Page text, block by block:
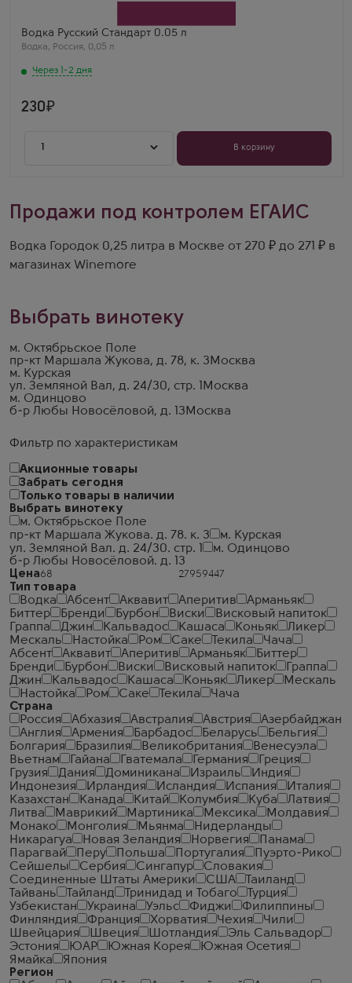
Фильтр по характеристикам
Акционные товары
Забрать сегодня
Только товары в наличии
Выбрать винотеку
м. Октябрьское Поле
пр-кт Маршала Жукова. д. 78. к. 3
м. Курская
ул. Земляной Вал. д. 24/30. стр. 1
м. Одинцово
б-р Любы Новосёловой. д. 13
Цена
Тип товара
Водка
Абсент Аквавит Аперитив
Арманьяк
Биттер
Бренди Бурбон Виски
Висковый напиток
Граппа
Джин Кальвадос Кашаса Коньяк
Ликер
Мескаль
Настойка Ром Саке Текила
Чача
Абсент
Аквавит Аперитив Арманьяк
Биттер
Бренди
Бурбон Виски Висковый напиток
Граппа
Джин
Кальвадос Кашаса Коньяк Ликер
Мескаль
Настойка
Ром Саке Текила
Чача
Страна
Россия
Абхазия Австралия Австрия
Азербайджан
Англия
Армения Барбадос Беларусь
Бельгия
Болгария
Бразилия Великобритания
Венесуэла
Вьетнам
Гайана Гватемала Германия
Греция
Грузия
Дания Доминикана Израиль
Индия
Индонезия
Ирландия Исландия Испания
Италия
Казахстан
Канада Китай Колумбия Куба
Латвия
Литва
Маврикий Мартиника Мексика
Молдавия
Монако
Монголия Мьянма
Нидерланды
Никарагуа
Новая Зеландия Норвегия
Панама
Парагвай
Перу Польша Португалия
Пуэрто-Рико
Сейшелы
Сербия Сингапур
Словакия
Соединенные Штаты Америки
США
Таиланд
Тайвань
Тайланд Тринидад и Тобаго
Турция
Узбекистан
Украина Уэльс Фиджи
Филиппины
Финляндия
Франция Хорватия Чехия
Чили
Швейцария
Швеция Шотландия
Эль Сальвадор
Эстония
ЮАР Южная Корея
Южная Осетия
Ямайка
Япония
Регион
Водка Русский Стандарт 0.05 л
Водка, Россия, 0,05 л
Через 1-2 дня
Кирилл
Русский Стандарт 0.05 — мировая классика в мини-
посторонних нот. Удобно в дорогу.
230
1 В корзину
Продажи под контролем ЕГАИС
Водка Городок 0,25 литра в Москве от 270 ₽ до 271 ₽ в
магазинах Winemore
Выбрать винотеку
м. Октябрьское Поле
пр-кт Маршала Жукова, д. 78, к. 3 Москва
м. Курская
ул. Земляной Вал, д. 24/30, стр. 1
Москва
м. Одинцово
б-р Любы Новосёловой, д. 13 Москва